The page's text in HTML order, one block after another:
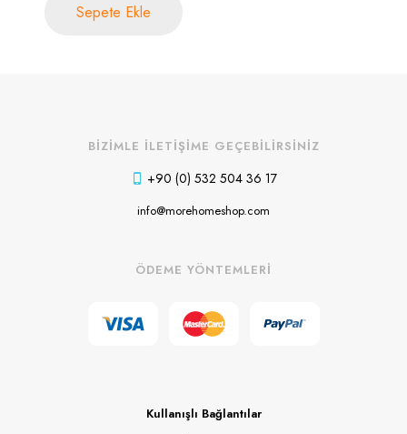
Sepete Ekle
BİZİMLE İLETİŞİME GEÇEBİLİRSİNİZ
+90 (0) 532 504 36 17
info@morehomeshop.com
ÖDEME YÖNTEMLERİ
Kullanışlı Bağlantılar